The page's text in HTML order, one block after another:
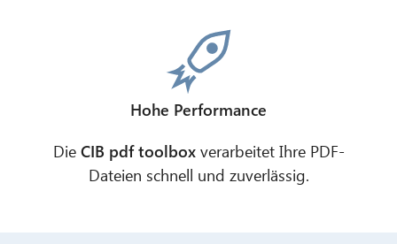
Hohe Performance
Die CIB pdf toolboxverarbeitet Ihre PDF-
Dateien schnell und zuverlässig.
Hallo! Was kann ich für Sie tun?